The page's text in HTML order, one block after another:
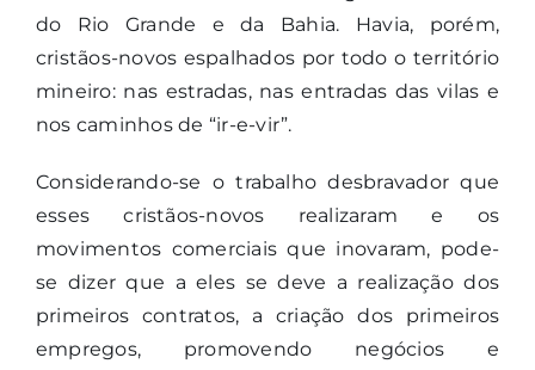
do Rio Grande e da Bahia. Havia, porém,
cristãos-novos espalhados por todo o território
mineiro: nas estradas, nas entradas das vilas e
nos caminhos de “ir-e-vir”.
Considerando-se o trabalho desbravador que
esses cristãos-novos realizaram e os
movimentos comerciais que inovaram, pode-
se dizer que a eles se deve a realização dos
primeiros contratos, a criação dos primeiros
empregos, promovendo negócios e